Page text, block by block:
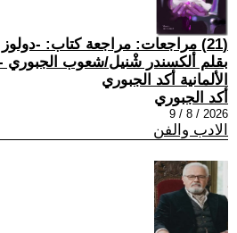
(21) مراجعات: مراجعة كتاب: -دولوز
بقلم ألكسندر شْنيل/شعوب
الألمانية أكد الجبوري
أكد الجبوري
2026 / 8 / 9
الادب والفن